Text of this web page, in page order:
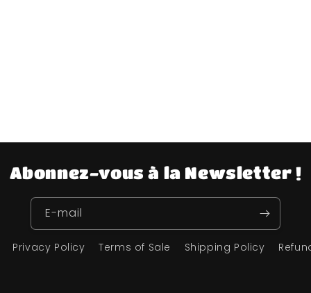
Abonnez-vous à la Newsletter !
E-mail
Privacy Policy Terms of Sale Shipping Policy